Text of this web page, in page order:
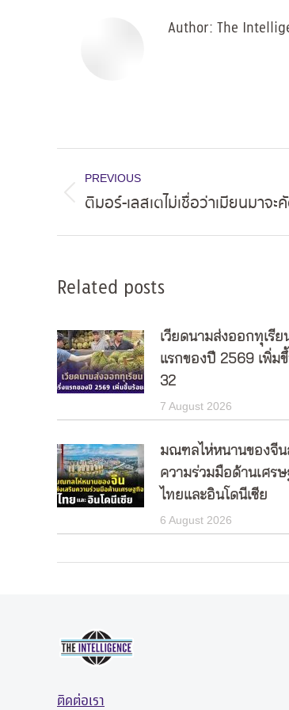
Author: The
navigation
PREVIOUS
Previous
ติมอร์-เลสเตไม่เชื่อว่าเมียนมาจ
Related posts
เวียดนามส่งออกทุเรีย
แรกของปี 2569 เพิ่ม
32
7 August 2026
มณฑลไห่หนานของจีน
ความร่วมมือด้านเศร
ไทยและอินโดนีเซีย
6 August 2026
ติดต่อเรา